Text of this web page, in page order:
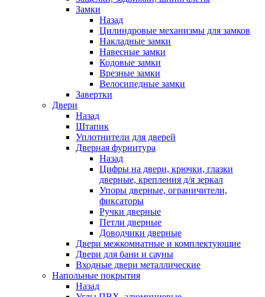
Замки
Назад
Цилиндровые механизмы для замков
Накладные замки
Навесные замки
Кодовые замки
Врезные замки
Велосипедные замки
Завертки
Двери
Назад
Штапик
Уплотнители для дверей
Дверная фурнитура
Назад
Цифры на двери, крючки, глазки
дверные, крепления д/я зеркал
Упоры дверные, ограничители,
фиксаторы
Ручки дверные
Петли дверные
Доводчики дверные
Двери межкомнатные и комплектующие
Двери для бани и сауны
Входные двери металлические
Напольные покрытия
Назад